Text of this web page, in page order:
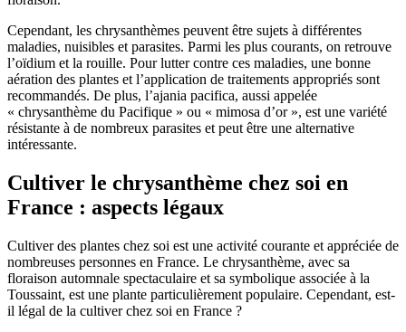
Cependant, les chrysanthèmes peuvent être sujets à différentes
maladies, nuisibles et parasites. Parmi les plus courants, on retrouve
l’oïdium et la rouille. Pour lutter contre ces maladies, une bonne
aération des plantes et l’application de traitements appropriés sont
recommandés. De plus, l’ajania pacifica, aussi appelée
« chrysanthème du Pacifique » ou « mimosa d’or », est une variété
résistante à de nombreux parasites et peut être une alternative
intéressante.
Cultiver le chrysanthème chez soi en
France : aspects légaux
Cultiver des plantes chez soi est une activité courante et appréciée de
nombreuses personnes en France. Le chrysanthème, avec sa
floraison automnale spectaculaire et sa symbolique associée à la
Toussaint, est une plante particulièrement populaire. Cependant, est-
il légal de la cultiver chez soi en France ?